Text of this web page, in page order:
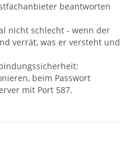
beantworten
nicht schlecht - wenn der
verrät, was er versteht und
beim Passwort
mit Port 587.